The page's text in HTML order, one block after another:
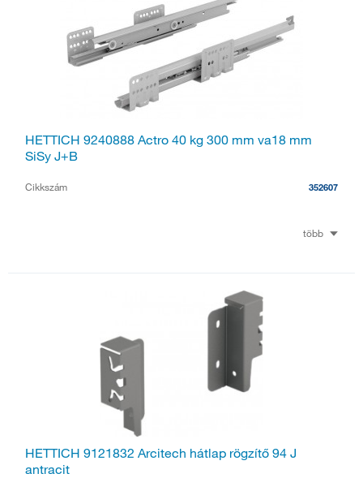
HETTICH 9240888 Actro 40 kg 300 mm va18 mm
SiSy J+B
Cikkszám 352607
több
HETTICH 9121832 Arcitech hátlap rögzítő 94 J
antracit